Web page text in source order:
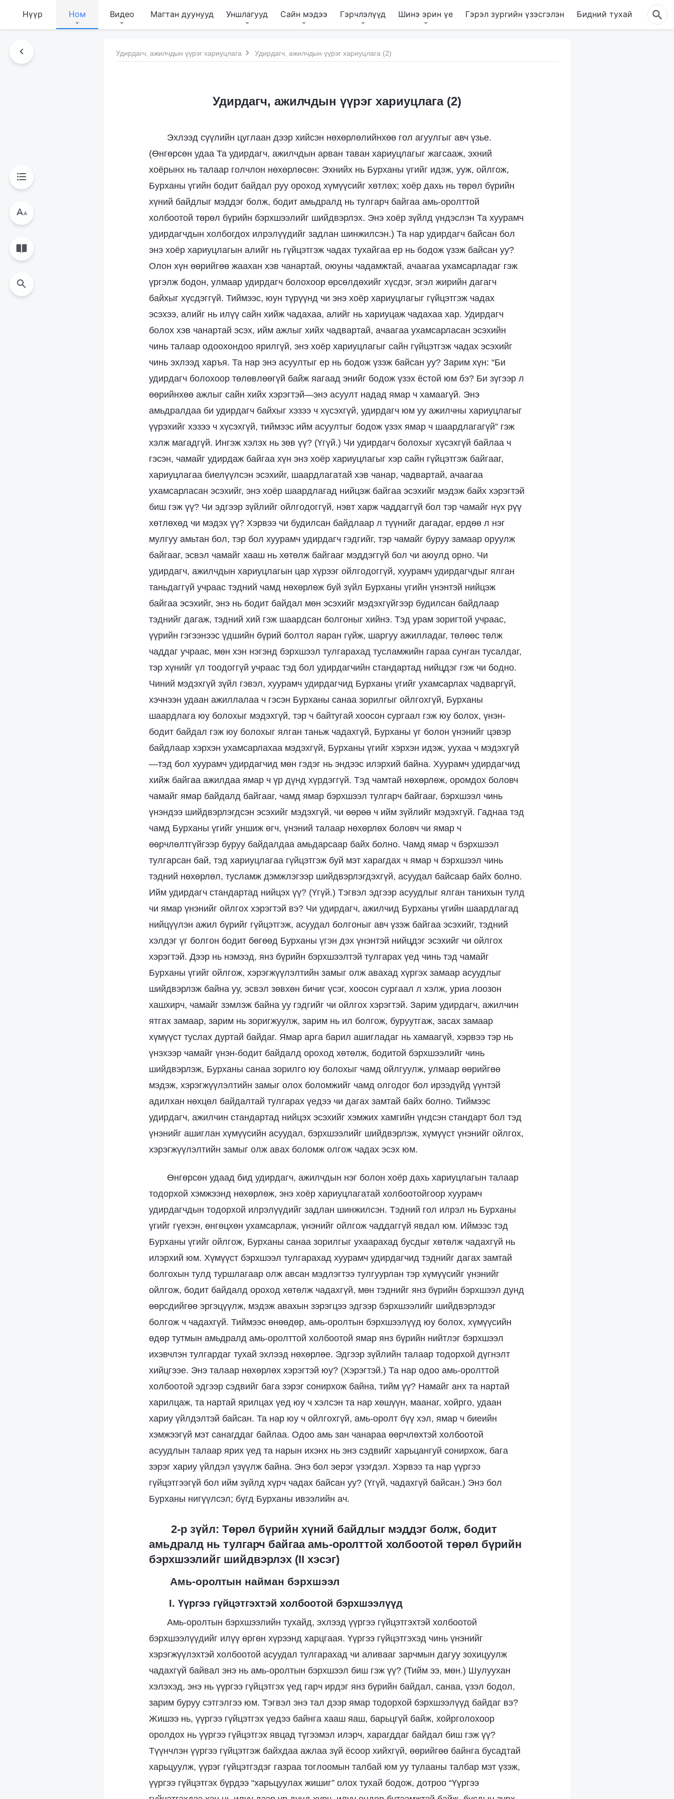
Нүүр Ном Видео Магтан дуунууд Уншлагууд Сайн мэдээ Гэрчлэлүүд Шинэ эрин үе Гэрэл зургийн үзэсгэлэн Бидний тухай
Удирдагч, ажилчдын үүрэг хариуцлага Удирдагч, ажилчдын үүрэг хариуцлага (2)
Удирдагч, ажилчдын үүрэг хариуцлага (2)
Эхлээд сүүлийн цуглаан дээр хийсэн нөхөрлөлийнхөө гол агуулгыг авч үзье.
(Өнгөрсөн удаа Та удирдагч, ажилчдын арван таван хариуцлагыг жагсааж, эхний
хоёрынх нь талаар голчлон нөхөрлөсөн: Эхнийх нь Бурханы үгийг идэж, ууж, ойлгож,
Бурханы үгийн бодит байдал руу ороход хүмүүсийг хөтлөх; хоёр дахь нь төрөл бүрийн
хүний байдлыг мэддэг болж, бодит амьдралд нь тулгарч байгаа амь-оролттой
холбоотой төрөл бүрийн бэрхшээлийг шийдвэрлэх. Энэ хоёр зүйлд үндэслэн Та хуурамч
удирдагчдын холбогдох илрэлүүдийг задлан шинжилсэн.) Та нар удирдагч байсан бол
энэ хоёр хариуцлагын алийг нь гүйцэтгэж чадах тухайгаа ер нь бодож үзэж байсан уу?
Олон хүн өөрийгөө жаахан хэв чанартай, оюуны чадамжтай, ачаагаа ухамсарладаг гэж
үргэлж бодон, улмаар удирдагч болохоор өрсөлдөхийг хүсдэг, эгэл жирийн дагагч
байхыг хүсдэггүй. Тиймээс, юун түрүүнд чи энэ хоёр хариуцлагыг гүйцэтгэж чадах
эсэхээ, алийг нь илүү сайн хийж чадахаа, алийг нь хариуцаж чадахаа хар. Удирдагч
болох хэв чанартай эсэх, ийм ажлыг хийх чадвартай, ачаагаа ухамсарласан эсэхийн
чинь талаар одоохондоо ярилгүй, энэ хоёр хариуцлагыг сайн гүйцэтгэж чадах эсэхийг
чинь эхлээд харъя. Та нар энэ асуултыг ер нь бодож үзэж байсан уу? Зарим хүн: “Би
удирдагч болохоор төлөвлөөгүй байж яагаад энийг бодож үзэх ёстой юм бэ? Би зүгээр л
өөрийнхөө ажлыг сайн хийх хэрэгтэй—энэ асуулт надад ямар ч хамаагүй. Энэ
амьдралдаа би удирдагч байхыг хэзээ ч хүсэхгүй, удирдагч юм уу ажилчны хариуцлагыг
үүрэхийг хэзээ ч хүсэхгүй, тиймээс ийм асуултыг бодож үзэх ямар ч шаардлагагүй” гэж
хэлж магадгүй. Ингэж хэлэх нь зөв үү? (Үгүй.) Чи удирдагч болохыг хүсэхгүй байлаа ч
гэсэн, чамайг удирдаж байгаа хүн энэ хоёр хариуцлагыг хэр сайн гүйцэтгэж байгааг,
хариуцлагаа биелүүлсэн эсэхийг, шаардлагатай хэв чанар, чадвартай, ачаагаа
ухамсарласан эсэхийг, энэ хоёр шаардлагад нийцэж байгаа эсэхийг мэдэж байх хэрэгтэй
биш гэж үү? Чи эдгээр зүйлийг ойлгодоггүй, нэвт харж чаддаггүй бол тэр чамайг нүх рүү
хөтлөхөд чи мэдэх үү? Хэрвээ чи будилсан байдлаар л түүнийг дагадаг, ердөө л нэг
мулгуу амьтан бол, тэр бол хуурамч удирдагч гэдгийг, тэр чамайг буруу замаар оруулж
байгааг, эсвэл чамайг хааш нь хөтөлж байгааг мэддэггүй бол чи аюулд орно. Чи
удирдагч, ажилчдын хариуцлагын цар хүрээг ойлгодоггүй, хуурамч удирдагчдыг ялган
таньдаггүй учраас тэдний чамд нөхөрлөж буй зүйл Бурханы үгийн үнэнтэй нийцэж
байгаа эсэхийг, энэ нь бодит байдал мөн эсэхийг мэдэхгүйгээр будилсан байдлаар
тэднийг дагаж, тэдний хий гэж шаардсан болгоныг хийнэ. Тэд урам зоригтой учраас,
үүрийн гэгээнээс үдшийн бүрий болтол яаран гүйж, шаргуу ажилладаг, төлөөс төлж
чаддаг учраас, мөн хэн нэгэнд бэрхшээл тулгарахад тусламжийн гараа сунган тусалдаг,
тэр хүнийг үл тоодоггүй учраас тэд бол удирдагчийн стандартад нийцдэг гэж чи бодно.
Чиний мэдэхгүй зүйл гэвэл, хуурамч удирдагчид Бурханы үгийг ухамсарлах чадваргүй,
хэчнээн удаан ажиллалаа ч гэсэн Бурханы санаа зорилгыг ойлгохгүй, Бурханы
шаардлага юу болохыг мэдэхгүй, тэр ч байтугай хоосон сургаал гэж юу болох, үнэн-
бодит байдал гэж юу болохыг ялган таньж чадахгүй, Бурханы үг болон үнэнийг цэвэр
байдлаар хэрхэн ухамсарлахаа мэдэхгүй, Бурханы үгийг хэрхэн идэж, уухаа ч мэдэхгүй
—тэд бол хуурамч удирдагчид мөн гэдэг нь эндээс илэрхий байна. Хуурамч удирдагчид
хийж байгаа ажилдаа ямар ч үр дүнд хүрдэггүй. Тэд чамтай нөхөрлөж, оромдох боловч
чамайг ямар байдалд байгааг, чамд ямар бэрхшээл тулгарч байгааг, бэрхшээл чинь
үнэндээ шийдвэрлэгдсэн эсэхийг мэдэхгүй, чи өөрөө ч ийм зүйлийг мэдэхгүй. Гаднаа тэд
чамд Бурханы үгийг уншиж өгч, үнэний талаар нөхөрлөх боловч чи ямар ч
өөрчлөлтгүйгээр буруу байдалдаа амьдарсаар байх болно. Чамд ямар ч бэрхшээл
тулгарсан бай, тэд хариуцлагаа гүйцэтгэж буй мэт харагдах ч ямар ч бэрхшээл чинь
тэдний нөхөрлөл, тусламж дэмжлэгээр шийдвэрлэгдэхгүй, асуудал байсаар байх болно.
Ийм удирдагч стандартад нийцэх үү? (Үгүй.) Тэгвэл эдгээр асуудлыг ялган танихын тулд
чи ямар үнэнийг ойлгох хэрэгтэй вэ? Чи удирдагч, ажилчид Бурханы үгийн шаардлагад
нийцүүлэн ажил бүрийг гүйцэтгэж, асуудал болгоныг авч үзэж байгаа эсэхийг, тэдний
хэлдэг үг болгон бодит бөгөөд Бурханы үгэн дэх үнэнтэй нийцдэг эсэхийг чи ойлгох
хэрэгтэй. Дээр нь нэмээд, янз бүрийн бэрхшээлтэй тулгарах үед чинь тэд чамайг
Бурханы үгийг ойлгож, хэрэгжүүлэлтийн замыг олж авахад хүргэх замаар асуудлыг
шийдвэрлэж байна уу, эсвэл зөвхөн бичиг үсэг, хоосон сургаал л хэлж, уриа лоозон
хашхирч, чамайг зэмлэж байна уу гэдгийг чи ойлгох хэрэгтэй. Зарим удирдагч, ажилчин
ятгах замаар, зарим нь зоригжуулж, зарим нь ил болгож, буруутгаж, засах замаар
хүмүүст туслах дуртай байдаг. Ямар арга барил ашигладаг нь хамаагүй, хэрвээ тэр нь
үнэхээр чамайг үнэн-бодит байдалд ороход хөтөлж, бодитой бэрхшээлийг чинь
шийдвэрлэж, Бурханы санаа зорилго юу болохыг чамд ойлгуулж, улмаар өөрийгөө
мэдэж, хэрэгжүүлэлтийн замыг олох боломжийг чамд олгодог бол ирээдүйд үүнтэй
адилхан нөхцөл байдалтай тулгарах үедээ чи дагах замтай байх болно. Тиймээс
удирдагч, ажилчин стандартад нийцэх эсэхийг хэмжих хамгийн үндсэн стандарт бол тэд
үнэнийг ашиглан хүмүүсийн асуудал, бэрхшээлийг шийдвэрлэж, хүмүүст үнэнийг ойлгох,
хэрэгжүүлэлтийн замыг олж авах боломж олгож чадах эсэх юм.
Өнгөрсөн удаад бид удирдагч, ажилчдын нэг болон хоёр дахь хариуцлагын талаар
тодорхой хэмжээнд нөхөрлөж, энэ хоёр хариуцлагатай холбоотойгоор хуурамч
удирдагчдын тодорхой илрэлүүдийг задлан шинжилсэн. Тэдний гол илрэл нь Бурханы
үгийг гүехэн, өнгөцхөн ухамсарлаж, үнэнийг ойлгож чаддаггүй явдал юм. Иймээс тэд
Бурханы үгийг ойлгож, Бурханы санаа зорилгыг ухаарахад бусдыг хөтөлж чадахгүй нь
илэрхий юм. Хүмүүст бэрхшээл тулгарахад хуурамч удирдагчид тэднийг дагах замтай
болгохын тулд туршлагаар олж авсан мэдлэгтээ тулгуурлан тэр хүмүүсийг үнэнийг
ойлгож, бодит байдалд ороход хөтөлж чадахгүй, мөн тэднийг янз бүрийн бэрхшээл дунд
өөрсдийгөө эргэцүүлж, мэдэж авахын зэрэгцээ эдгээр бэрхшээлийг шийдвэрлэдэг
болгож ч чадахгүй. Тиймээс өнөөдөр, амь-оролтын бэрхшээлүүд юу болох, хүмүүсийн
өдөр тутмын амьдралд амь-оролттой холбоотой ямар янз бүрийн нийтлэг бэрхшээл
ихэвчлэн тулгардаг тухай эхлээд нөхөрлөе. Эдгээр зүйлийн талаар тодорхой дүгнэлт
хийцгээе. Энэ талаар нөхөрлөх хэрэгтэй юу? (Хэрэгтэй.) Та нар одоо амь-оролттой
холбоотой эдгээр сэдвийг бага зэрэг сонирхож байна, тийм үү? Намайг анх та нартай
харилцаж, та нартай ярилцах үед юу ч хэлсэн та нар хөшүүн, маанаг, хойрго, удаан
хариу үйлдэлтэй байсан. Та нар юу ч ойлгохгүй, амь-оролт бүү хэл, ямар ч биеийн
хэмжээгүй мэт санагддаг байлаа. Одоо амь зан чанараа өөрчлөхтэй холбоотой
асуудлын талаар ярих үед та нарын ихэнх нь энэ сэдвийг харьцангуй сонирхож, бага
зэрэг хариу үйлдэл үзүүлж байна. Энэ бол эерэг үзэгдэл. Хэрвээ та нар үүргээ
гүйцэтгээгүй бол ийм зүйлд хүрч чадах байсан уу? (Үгүй, чадахгүй байсан.) Энэ бол
Бурханы нигүүлсэл; бүгд Бурханы ивээлийн ач.
2-р зүйл: Төрөл бүрийн хүний байдлыг мэддэг болж, бодит
амьдралд нь тулгарч байгаа амь-оролттой холбоотой төрөл бүрийн
бэрхшээлийг шийдвэрлэх (II хэсэг)
Амь-оролтын найман бэрхшээл
I. Үүргээ гүйцэтгэхтэй холбоотой бэрхшээлүүд
Амь-оролтын бэрхшээлийн тухайд, эхлээд үүргээ гүйцэтгэхтэй холбоотой
бэрхшээлүүдийг илүү өргөн хүрээнд харцгаая. Үүргээ гүйцэтгэхэд чинь үнэнийг
хэрэгжүүлэхтэй холбоотой асуудал тулгарахад чи аливааг зарчмын дагуу зохицуулж
чадахгүй байвал энэ нь амь-оролтын бэрхшээл биш гэж үү? (Тийм ээ, мөн.) Шулуухан
хэлэхэд, энэ нь үүргээ гүйцэтгэх үед гарч ирдэг янз бүрийн байдал, санаа, үзэл бодол,
зарим буруу сэтгэлгээ юм. Тэгвэл энэ тал дээр ямар тодорхой бэрхшээлүүд байдаг вэ?
Жишээ нь, үүргээ гүйцэтгэх үедээ байнга хааш яаш, барьцгүй байж, хойрголохоор
оролдох нь үүргээ гүйцэтгэх явцад түгээмэл илэрч, харагддаг байдал биш гэж үү?
Түүнчлэн үүргээ гүйцэтгэж байхдаа ажлаа зүй ёсоор хийхгүй, өөрийгөө байнга бусадтай
харьцуулж, үүрэг гүйцэтгэдэг газраа тоглоомын талбай юм уу тулааны талбар мэт үзэж,
үүргээ гүйцэтгэх бүрдээ “харьцуулах жишиг” олох тухай бодож, дотроо “Үүргээ